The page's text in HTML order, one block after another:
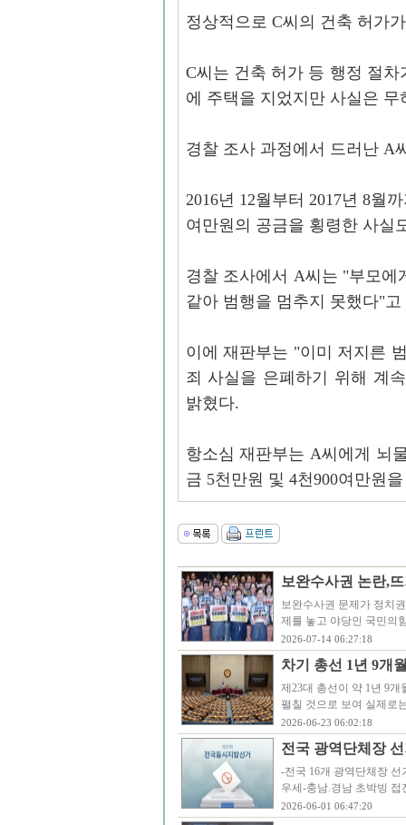
정상적으로 C씨의 건축 허가
C씨는 건축 허가 등 행정 절
에 주택을 지었지만 사실은
경찰 조사 과정에서 드러난 A
2016년 12월부터 2017년 8월
여만원의 공금을 횡령한 사실
경찰 조사에서 A씨는 "부모
같아 범행을 멈추지 못했다"
이에 재판부는 "이미 저지른
죄 사실을 은폐하기 위해 계
밝혔다.
항소심 재판부는 A씨에게 뇌
금 5천만원 및 4천900여만원
보완수사권 논란,
보완수사권 문제가 정치
제를 놓고 야당인 국민의
2026-07-14 06:27:18
차기 총선 1년 9개
제23대 총선이 약 1년 9
펼칠 것으로 보여 실제로
2026-06-23 06:02:18
전국 광역단체장
-전국 16개 광역단체장 선
우세-충남.경남 초박빙
2026-06-01 06:47:20